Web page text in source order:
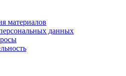
материалов
данных